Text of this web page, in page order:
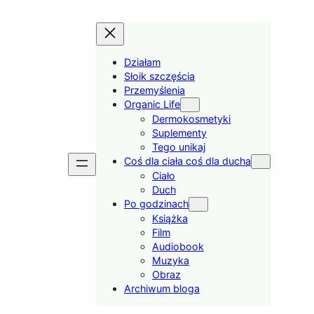
Działam
Słoik szczęścia
Przemyślenia
Organic Life
Dermokosmetyki
Suplementy
Tego unikaj
Coś dla ciała coś dla ducha
Ciało
Duch
Po godzinach
Książka
Film
Audiobook
Muzyka
Obraz
Archiwum bloga